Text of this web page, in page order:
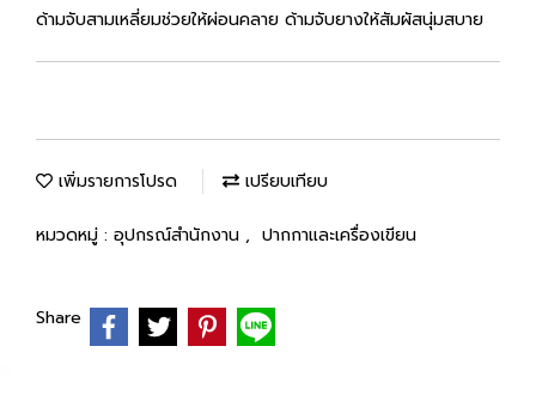
ด้ามจับสามเหลี่ยมช่วยให้ผ่อนคลาย ด้ามจับยางให้สัมผัสนุ่มสบาย
เพิ่มรายการโปรด เปรียบเทียบ
หมวดหมู่ : อุปกรณ์สำนักงาน , ปากกาและเครื่องเขียน
Share